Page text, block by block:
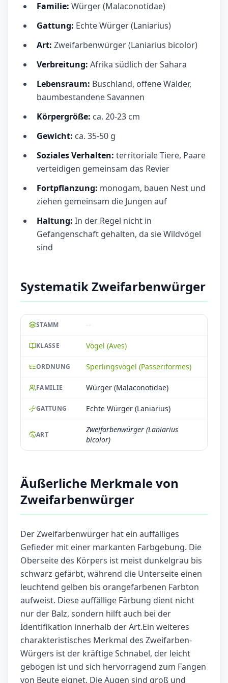
Familie: Würger (Malaconotidae)
Gattung: Echte Würger (Laniarius)
Art: Zweifarbenwürger (Laniarius bicolor)
Verbreitung: Afrika südlich der Sahara
Lebensraum: Buschland, offene Wälder,
baumbestandene Savannen
Körpergröße: ca. 20-23 cm
Gewicht: ca. 35-50 g
Soziales Verhalten: territoriale Tiere, Paare
verteidigen gemeinsam das Revier
Fortpflanzung: monogam, bauen Nest und
ziehen gemeinsam die Jungen auf
Haltung: In der Regel nicht in
Gefangenschaft gehalten, da sie Wildvögel
sind
Systematik Zweifarbenwürger
STAMM --
KLASSE Vögel (Aves)
ORDNUNG Sperlingsvögel (Passeriformes)
FAMILIE Würger (Malaconotidae)
GATTUNG Echte Würger (Laniarius)
ART
Zweifarbenwürger (Laniarius
bicolor)
Äußerliche Merkmale von
Zweifarbenwürger
Der Zweifarbenwürger hat ein auffälliges
Gefieder mit einer markanten Farbgebung. Die
Oberseite des Körpers ist meist dunkelgrau bis
schwarz gefärbt, während die Unterseite einen
leuchtend gelben bis orangefarbenen Farbton
aufweist. Diese auffällige Färbung dient nicht
nur der Balz, sondern hilft auch bei der
Identifikation innerhalb der Art.Ein weiteres
charakteristisches Merkmal des Zweifarben-
Würgers ist der kräftige Schnabel, der leicht
gebogen ist und sich hervorragend zum Fangen
von Beute eignet. Die Augen sind groß und